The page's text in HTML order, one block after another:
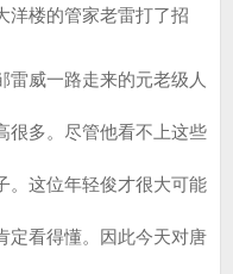
洋楼的管家老雷打了招
威一路走来的元老级人
很多。尽管他看不上这些
。这位年轻俊才很大可能
定看得懂。因此今天对唐